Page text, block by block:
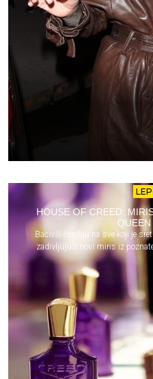
HOUSE OF CREED:
Bacivši čaroliju na sve koji je
zadivljujući novi miris iz